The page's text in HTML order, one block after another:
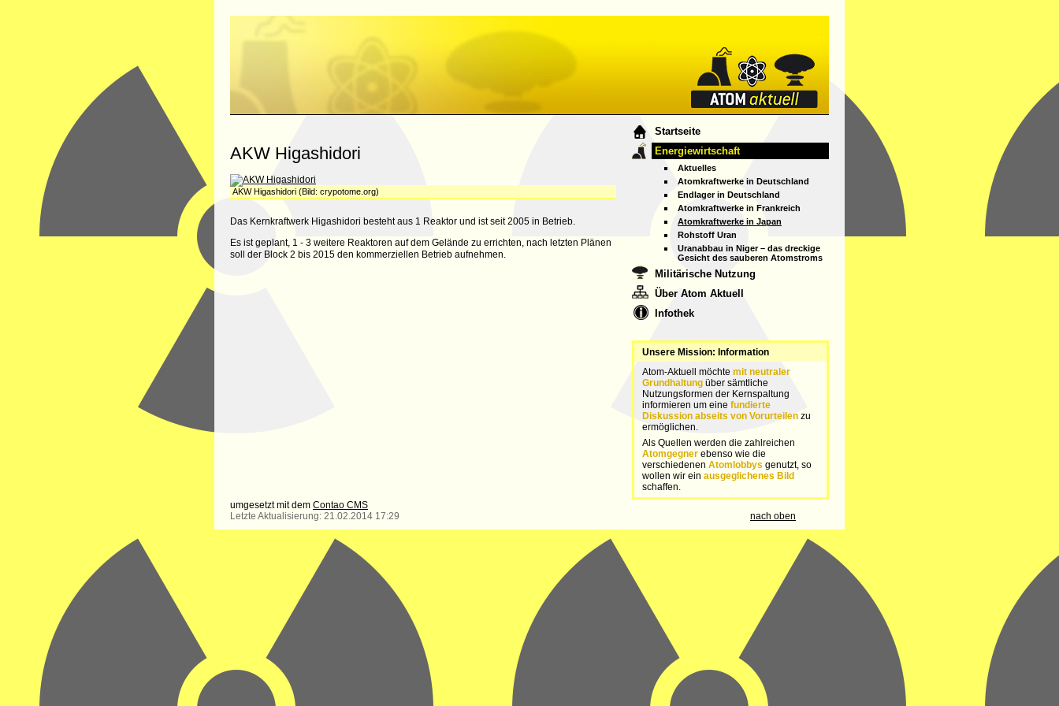
Atom
Aktuell
Startseite
Energiewirtschaft
Aktuelles
Atomkraftwerke in Deutschland
Endlager in Deutschland
Atomkraftwerke in Frankreich
Atomkraftwerke in Japan
Rohstoff Uran
Uranabbau in Niger – das dreckige
Gesicht des sauberen Atomstroms
Militärische Nutzung
Über Atom Aktuell
Infothek
Unsere Mission: Information
Atom-Aktuell möchte mit neutraler
Grundhaltung über sämtliche
Nutzungsformen der Kernspaltung
informieren um eine fundierte
Diskussion abseits von Vorurteilen zu
ermöglichen.
Als Quellen werden die zahlreichen
Atomgegner ebenso wie die
verschiedenen Atomlobbys genutzt, so
wollen wir ein ausgeglichenes Bild
schaffen.
AKW Higashidori
AKW Higashidori (Bild: crypotome.org)
Das Kernkraftwerk Higashidori besteht aus 1 Reaktor und ist seit 2005 in Betrieb.
Es ist geplant, 1 - 3 weitere Reaktoren auf dem Gelände zu errichten, nach letzten Plänen
soll der Block 2 bis 2015 den kommerziellen Betrieb aufnehmen.
umgesetzt mit dem Contao CMS
nach oben
Letzte Aktualisierung: 21.02.2014 17:29